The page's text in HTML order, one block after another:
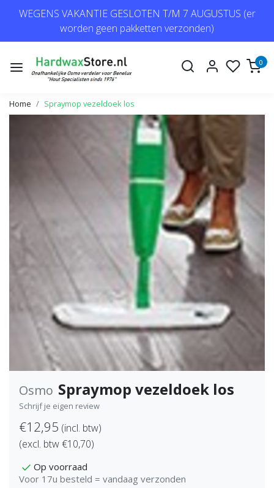
WEGENS VAKANTIE GESLOTEN T/M 7 AUGUSTUS (er
worden geen pakketten verzonden)
0
Home Spraymop vezeldoek los
Osmo Spraymop vezeldoek los
Schrijf je eigen review
€12,95 (incl. btw)
(excl. btw €10,70)
Op voorraad
Voor 17u besteld = vandaag verzonden